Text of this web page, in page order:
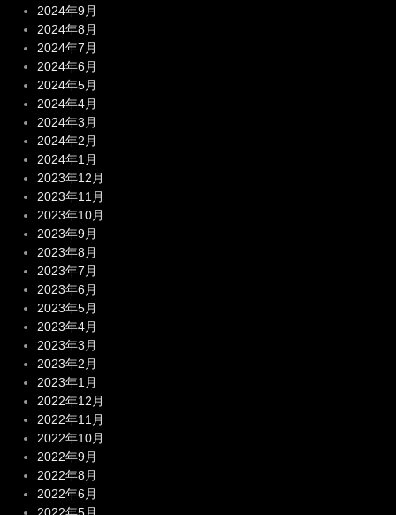
2024年9月
2024年8月
2024年7月
2024年6月
2024年5月
2024年4月
2024年3月
2024年2月
2024年1月
2023年12月
2023年11月
2023年10月
2023年9月
2023年8月
2023年7月
2023年6月
2023年5月
2023年4月
2023年3月
2023年2月
2023年1月
2022年12月
2022年11月
2022年10月
2022年9月
2022年8月
2022年6月